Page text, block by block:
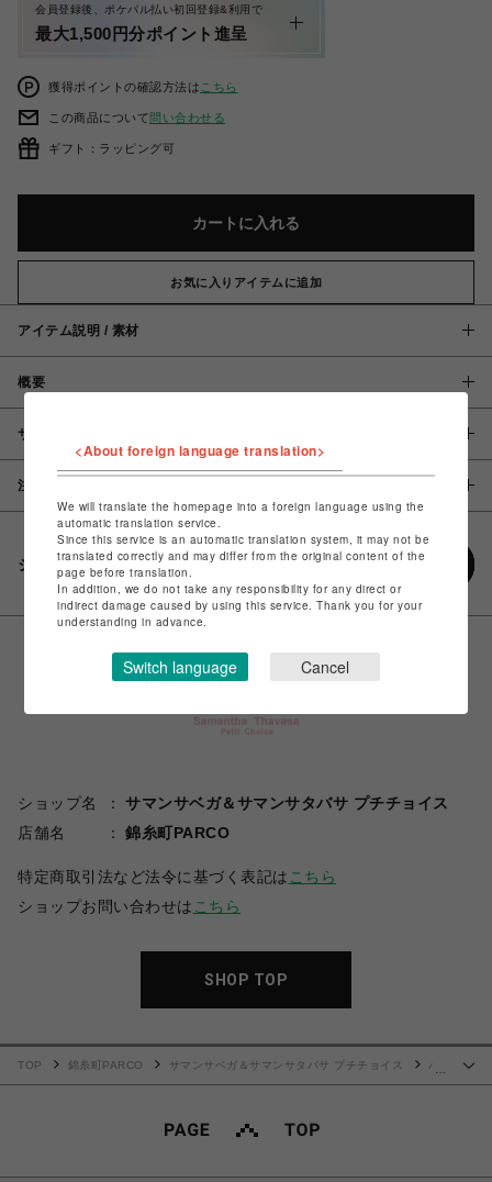
会員登録後、ポケパル払い初回登録&利用で
最大1,500円分ポイント進呈
獲得ポイントの確認方法は こちら
この商品について問い合わせる
ギフト：ラッピング可
カートに入れる
お気に入りアイテムに追加
アイテム説明 / 素材
概要
サイズ
注意事項
シェアする
ショップ名
サマンサベガ＆サマンサタバサ プチチョイス
店舗名
錦糸町PARCO
特定商取引法など法令に基づく表記は こちら
ショップお問い合わせは こちら
SHOP TOP
TOP 錦糸町PARCO サマンサベガ＆サマンサタバサ プチチョイス
バ
<About foreign language translation>
We will translate the homepage into a foreign language using the
automatic translation service.
Since this service is an automatic translation system, it may not be
translated correctly and may differ from the original content of the
page before translation.
In addition, we do not take any responsibility for any direct or
indirect damage caused by using this service. Thank you for your
understanding in advance.
Switch language Cancel